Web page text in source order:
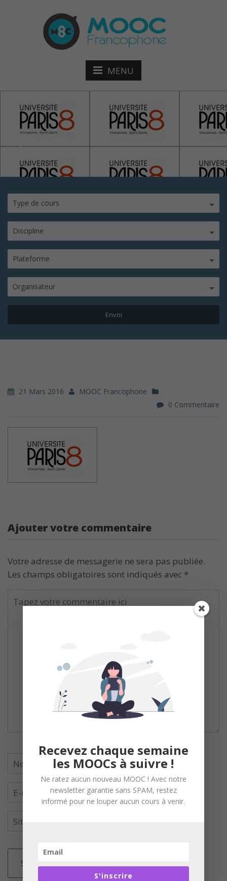
MENU
uparis8
Type de cours
Discipline
Plateforme
Organisateur
21 Mars 2016
MOOC Francophone
0 Commentaire
Ajouter votre commentaire
Votre adresse de messagerie ne sera pas publiée.
Les champs obligatoires sont indiqués avec *
Recevez chaque semaine
les MOOCs à suivre !
Ne ratez aucun nouveau MOOC ! Avec notre
newsletter garantie sans SPAM, restez
informé pour ne louper aucun cours à venir.
S'inscrire